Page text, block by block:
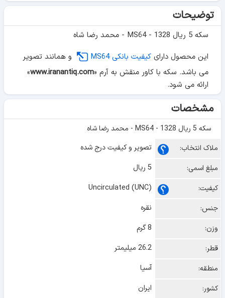
توضیحات
سکه 5 ریال 1328 - MS64 - محمد رضا شاه
این محصول دارای کیفیت بانکی MS64
و همانند تصویر
می باشد. سکه با کاور منقش به آرم «www.iranantiq.com
»
ارائه می شود.
مشخصات
سکه 5 ریال 1328 - MS64 - محمد رضا شاه
ملاک انتخاب:
تصویر و کیفیت درج شده
مبلغ اسمی:
5 ریال
کیفیت:
Uncirculated (UNC)
جنس:
نقره
وزن:
8 گرم
قطر:
26.2 میلیمتر
منطقه:
آسیا
کشور:
ایران